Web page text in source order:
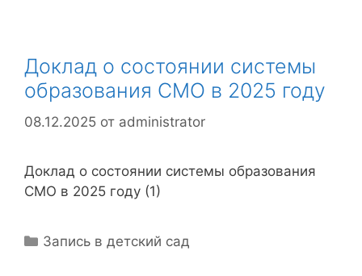
Доклад о состоянии системы
образования СМО в 2025 году
08.12.2025 от administrator
Доклад о состоянии системы образования
СМО в 2025 году (1)
Рубрики
Запись в детский сад